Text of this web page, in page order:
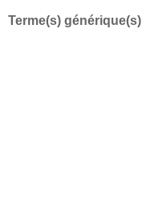
Terme(s) générique(s)